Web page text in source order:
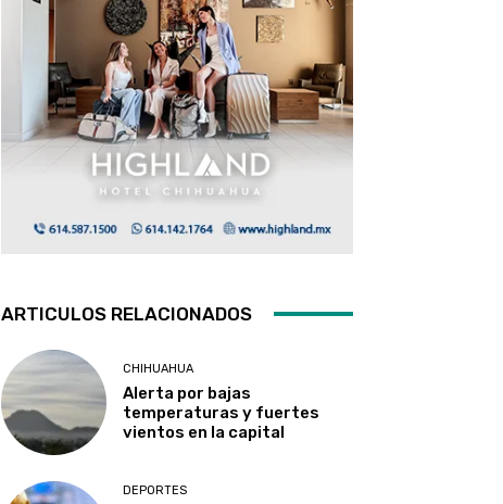
ARTICULOS RELACIONADOS
CHIHUAHUA
Alerta por bajas
temperaturas y fuertes
vientos en la capital
DEPORTES